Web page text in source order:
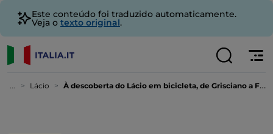
Este conteúdo foi traduzido automaticamente.
Veja o texto original.
... Lácio À descoberta do Lácio em bicicleta, de Grisciano a Filettino